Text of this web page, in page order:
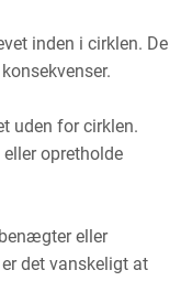
inden i cirklen. De
uden for cirklen.
opretholde
eller
det vanskeligt at